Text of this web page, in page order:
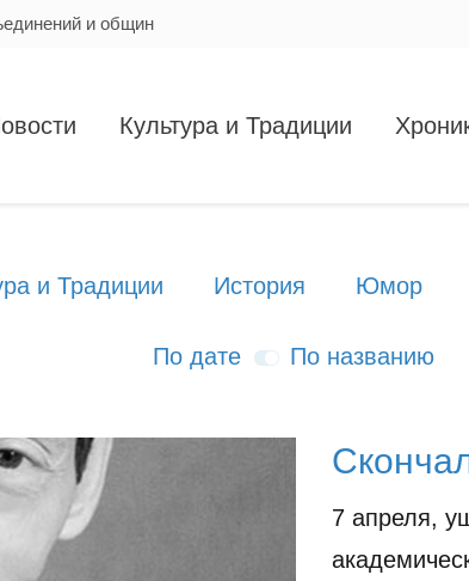
и общин
Культура и Традиции
и Традиции История Юмор
По дате По названию
7 апреля,